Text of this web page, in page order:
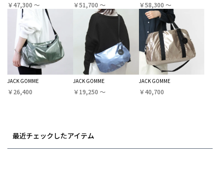
￥47,300 〜 ￥51,700 〜 ￥58,300 〜
JACK GOMME
￥26,400
JACK GOMME
￥19,250 〜
JACK GOMME
￥40,700
最近チェックしたアイテム